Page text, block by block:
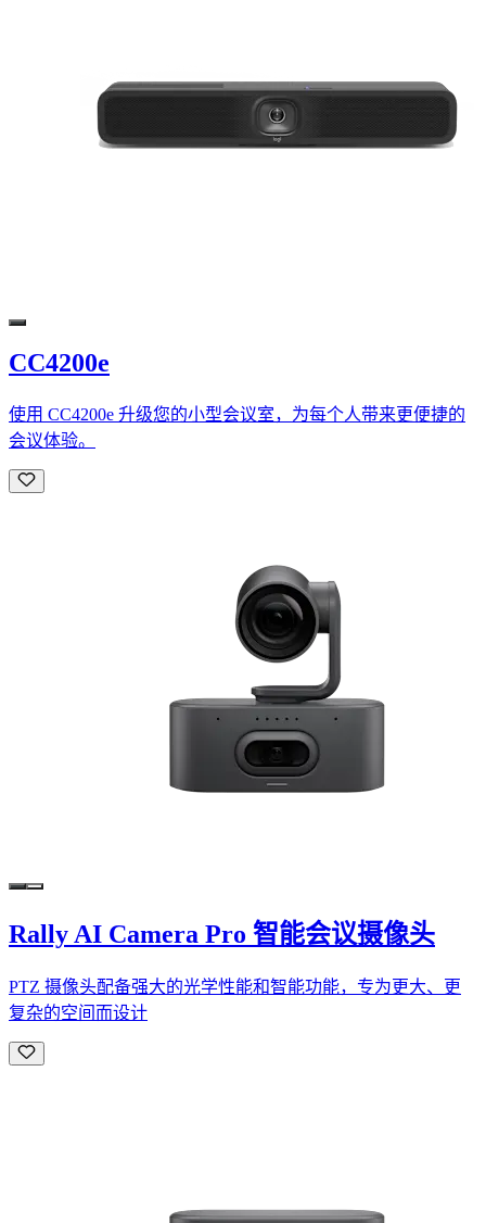
CC4200e
使用 CC4200e 升级您的小型会议室，为每个人带来更便捷的
会议体验。
Rally AI Camera Pro 智能会议摄像头
PTZ 摄像头配备强大的光学性能和智能功能，专为更大、更
复杂的空间而设计